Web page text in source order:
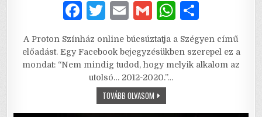
F
c
e
b
T
it
te
r
E
ai
l
G
ai
l
W
at
s
ar
e
A Proton Színház online búcsúztatja a Szégyen című
előadást. Egy Facebook bejegyzésükben szerepel ez a
mondat: “Nem mindig tudod, hogy melyik alkalom az
utolsó… 2012-2020.”…
TOVÁBB OLVASOMBÚCSÚZIK
A
SZÉGYEN